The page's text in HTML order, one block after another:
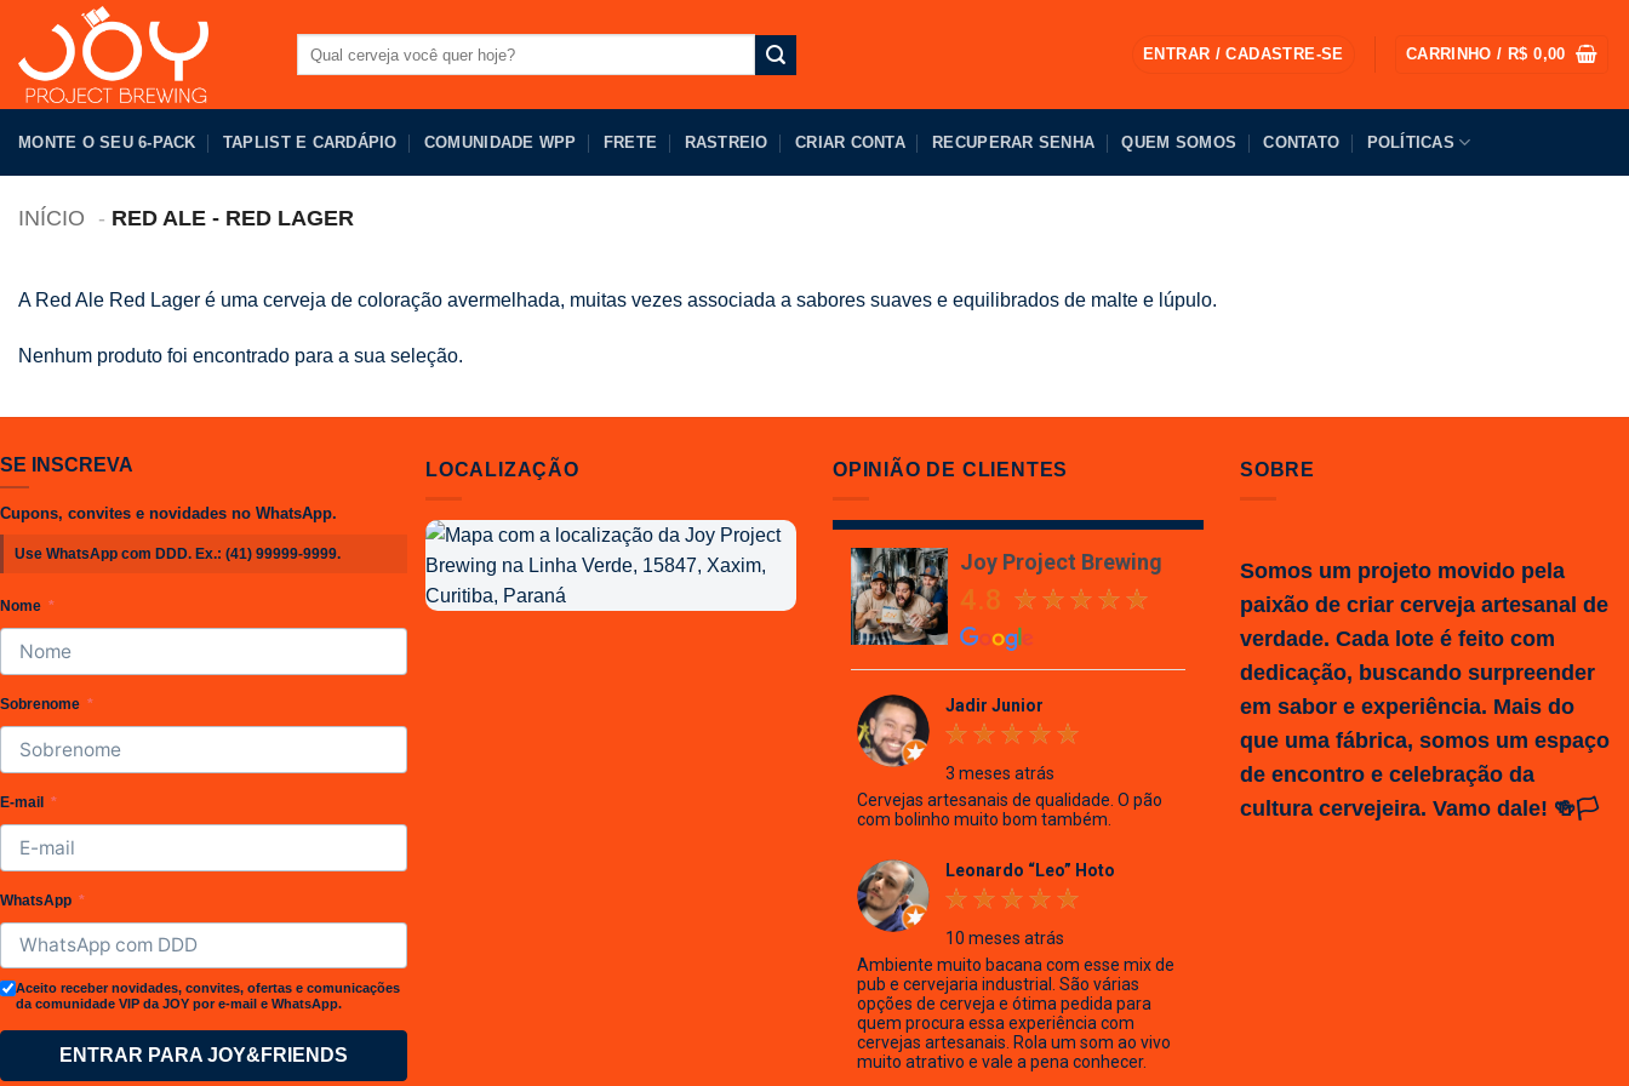
conteúdo
por:
ENTRAR / CADASTRE-SE CARRINHO / R$ 0,00
MONTE O SEU 6-PACK TAPLIST E CARDÁPIO COMUNIDADE WPP FRETE RASTREIO CRIAR CONTA RECUPERAR SENHA QUEM SOMOS CONTATO POLÍTICAS
INÍCIO RED ALE - RED LAGER
A Red Ale Red Lager é uma cerveja de coloração avermelhada, muitas vezes associada a sabores suaves e equilibrados de malte e lúpulo.
Nenhum produto foi encontrado para a sua seleção.
SE INSCREVA
Cupons, convites e novidades no WhatsApp.
Use WhatsApp com DDD. Ex.: (41) 99999-9999.
Nome
Sobrenome
E-mail
WhatsApp
Aceito receber novidades, convites, ofertas e comunicações
da comunidade VIP da JOY por e-mail e WhatsApp.
ENTRAR PARA JOY&FRIENDS
LOCALIZAÇÃO
Localização
da
Joy
OPINIÃO DE CLIENTES
Joy Project Brewing
4.8
Jadir Junior
3 meses atrás
Cervejas artesanais de qualidade. O pão
com bolinho muito bom também.
Leonardo “Leo” Hoto
10 meses atrás
Ambiente muito bacana com esse mix de
pub e cervejaria industrial. São várias
opções de cerveja e ótima pedida para
quem procura essa experiência com
cervejas artesanais. Rola um som ao vivo
muito atrativo e vale a pena conhecer.
SOBRE
Somos um projeto movido pela
paixão de criar cerveja artesanal de
verdade. Cada lote é feito com
dedicação, buscando surpreender
em sabor e experiência. Mais do
que uma fábrica, somos um espaço
de encontro e celebração da
cultura cervejeira. Vamo dale! 🍻🏳️